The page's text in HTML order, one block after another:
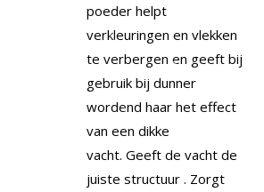
poeder helpt
verkleuringen en vlekken
te verbergen en geeft bij
gebruik bij dunner
wordend haar het effect
van een dikke
vacht. Geeft de vacht de
juiste structuur . Zorgt